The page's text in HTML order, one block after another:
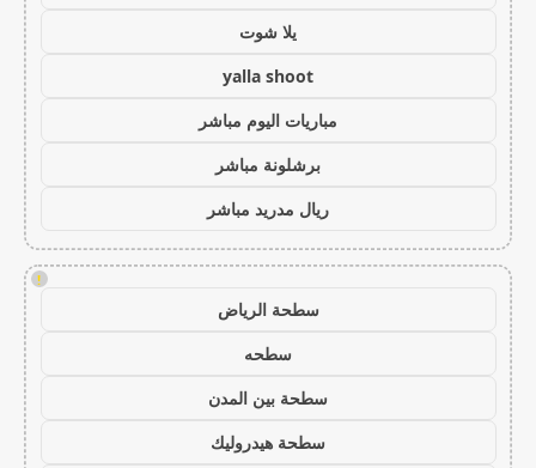
يلا شوت
yalla shoot
مباريات اليوم مباشر
برشلونة مباشر
ريال مدريد مباشر
!
سطحة الرياض
سطحه
سطحة بين المدن
سطحة هيدروليك